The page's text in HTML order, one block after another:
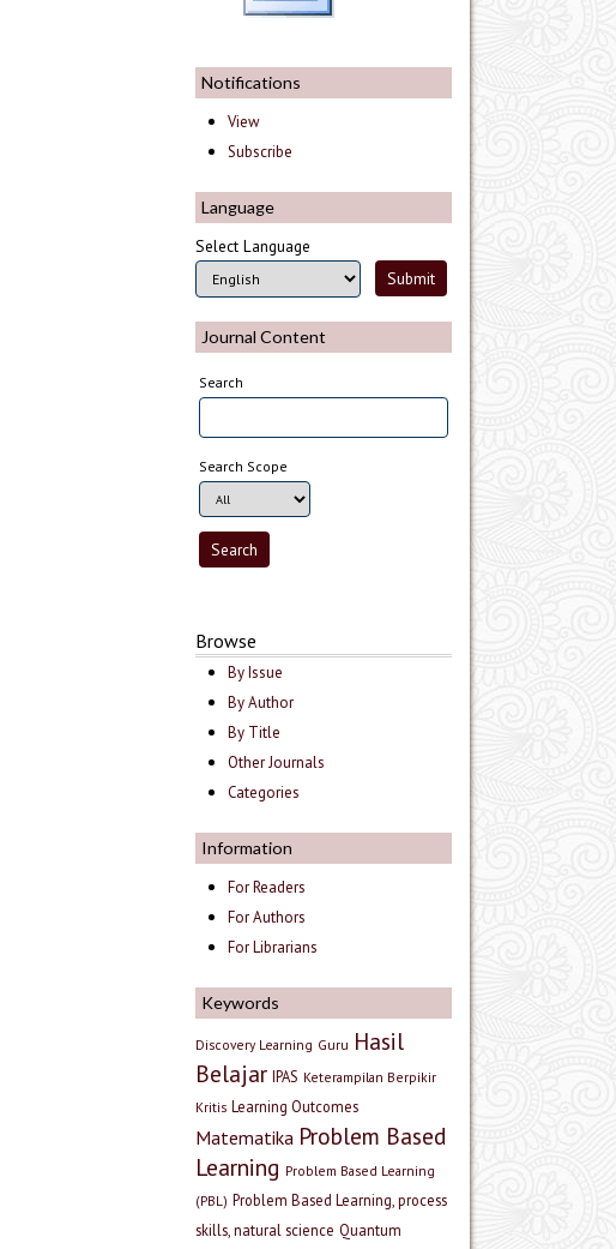
Notifications
View
Subscribe
Language
Select Language
Journal Content
Search
Search Scope
Browse
By Issue
By Author
By Title
Other Journals
Categories
Information
For Readers
For Authors
For Librarians
Keywords
Discovery Learning Guru Hasil
Belajar IPAS Keterampilan Berpikir
Kritis Learning Outcomes
Matematika Problem Based
Learning Problem Based Learning
(PBL) Problem Based Learning, process
skills, natural science Quantum